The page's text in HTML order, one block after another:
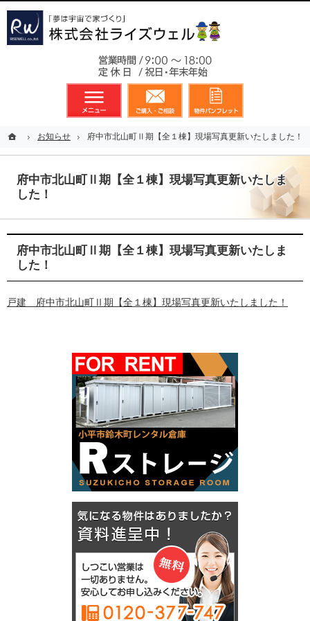
ホームお知らせ 府中市北山町Ⅱ期【全１棟】現場写真更新いたしました！
府中市北山町Ⅱ期【全１棟】現場写真更新いたしま
した！
府中市北山町Ⅱ期【全１棟】現場写真更新いたしま
した！
戸建 府中市北山町Ⅱ期【全１棟】現場写真更新いたしました！
メニュー 資料請求・お問合せ
ホームお知らせ 府中市北山町Ⅱ期【全１棟】現場写真更新いたしました！